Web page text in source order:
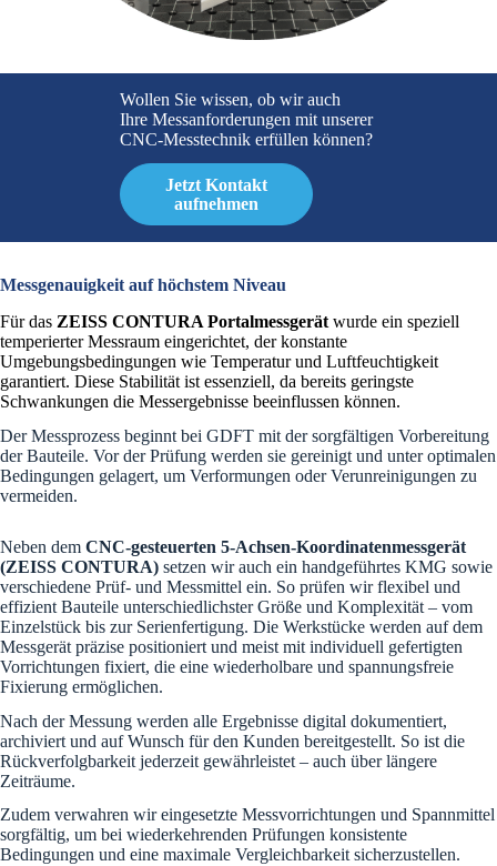
Wollen Sie wissen, ob wir auch
Ihre Messanforderungen mit unserer
CNC-Messtechnik erfüllen können?
Jetzt Kontakt
aufnehmen
Messgenauigkeit auf höchstem Niveau
Für das ZEISS CONTURA Portalmessgerät wurde ein speziell
temperierter Messraum eingerichtet, der konstante
Umgebungsbedingungen wie Temperatur und Luftfeuchtigkeit
garantiert. Diese Stabilität ist essenziell, da bereits geringste
Schwankungen die Messergebnisse beeinflussen können.
Der Messprozess beginnt bei GDFT mit der sorgfältigen Vorbereitung
der Bauteile. Vor der Prüfung werden sie gereinigt und unter optimalen
Bedingungen gelagert, um Verformungen oder Verunreinigungen zu
vermeiden.
Neben dem CNC-gesteuerten 5-Achsen-Koordinatenmessgerät
(ZEISS CONTURA) setzen wir auch ein handgeführtes KMG sowie
verschiedene Prüf- und Messmittel ein. So prüfen wir flexibel und
effizient Bauteile unterschiedlichster Größe und Komplexität – vom
Einzelstück bis zur Serienfertigung. Die Werkstücke werden auf dem
Messgerät präzise positioniert und meist mit individuell gefertigten
Vorrichtungen fixiert, die eine wiederholbare und spannungsfreie
Fixierung ermöglichen.
Nach der Messung werden alle Ergebnisse digital dokumentiert,
archiviert und auf Wunsch für den Kunden bereitgestellt. So ist die
Rückverfolgbarkeit jederzeit gewährleistet – auch über längere
Zeiträume.
Zudem verwahren wir eingesetzte Messvorrichtungen und Spannmittel
sorgfältig, um bei wiederkehrenden Prüfungen konsistente
Bedingungen und eine maximale Vergleichbarkeit sicherzustellen.